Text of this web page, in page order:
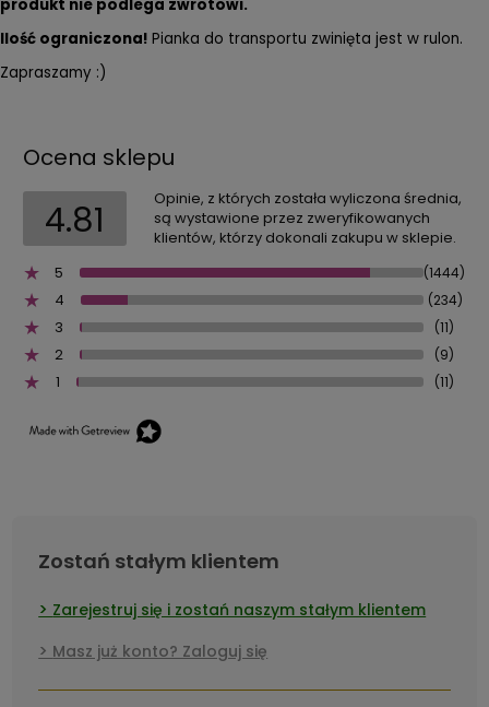
produkt nie podlega zwrotowi.
Ilość ograniczona! Pianka do transportu zwinięta jest w rulon.
Zapraszamy :)
Ocena sklepu
4.81
Opinie, z których została wyliczona średnia,
są wystawione przez zweryfikowanych
klientów, którzy dokonali zakupu w sklepie.
5
(1444)
4 (234)
3 (11)
2 (9)
1 (11)
Zostań stałym klientem
Zarejestruj się i zostań naszym stałym klientem
Masz już konto? Zaloguj się